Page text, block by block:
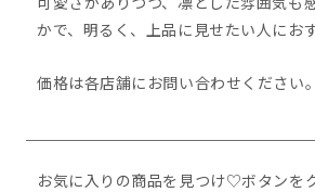
かで、明るく、上品に見せたい人にお
価格は各店舗にお問い合わせください。
お気に入りの商品を見つけ♡ボタンを